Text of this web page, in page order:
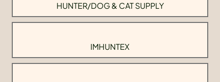
HUNTER/DOG & CAT SUPPLY
IMHUNTEX